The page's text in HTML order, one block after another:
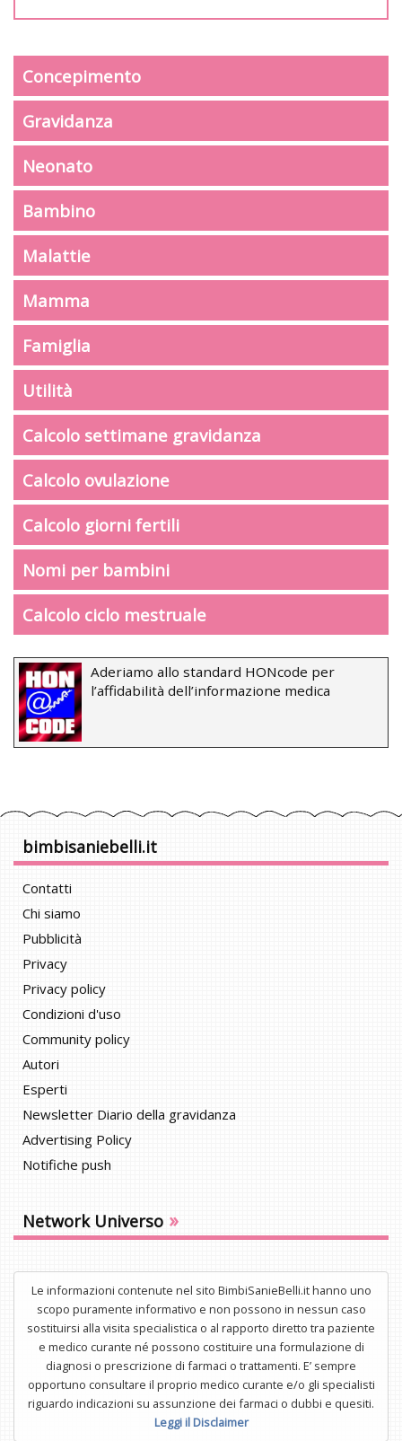
Concepimento
Gravidanza
Neonato
Bambino
Malattie
Mamma
Famiglia
Utilità
Calcolo settimane gravidanza
Calcolo ovulazione
Calcolo giorni fertili
Nomi per bambini
Calcolo ciclo mestruale
Aderiamo allo standard HONcode per
l’affidabilità dell’informazione medica
bimbisaniebelli.it
Contatti
Chi siamo
Pubblicità
Privacy
Privacy policy
Condizioni d'uso
Community policy
Autori
Esperti
Newsletter Diario della gravidanza
Advertising Policy
Notifiche push
Network Universo »
Le informazioni contenute nel sito BimbiSanieBelli.it hanno uno
scopo puramente informativo e non possono in nessun caso
sostituirsi alla visita specialistica o al rapporto diretto tra paziente
e medico curante né possono costituire una formulazione di
diagnosi o prescrizione di farmaci o trattamenti. E’ sempre
opportuno consultare il proprio medico curante e/o gli specialisti
riguardo indicazioni su assunzione dei farmaci o dubbi e quesiti.
Leggi il Disclaimer